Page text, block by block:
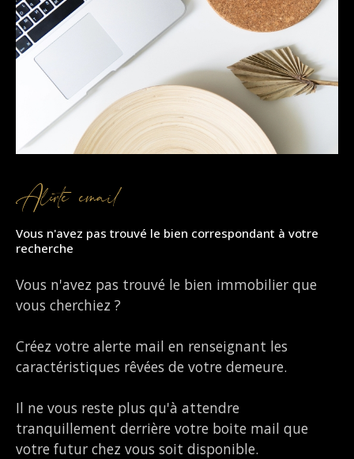
Alerte email
Vous n'avez pas trouvé le bien correspondant à votre
recherche
Vous n'avez pas trouvé le bien immobilier que
vous cherchiez ?
Créez votre alerte mail en renseignant les
caractéristiques rêvées de votre demeure.
Il ne vous reste plus qu'à attendre
tranquillement derrière votre boite mail que
votre futur chez vous soit disponible.